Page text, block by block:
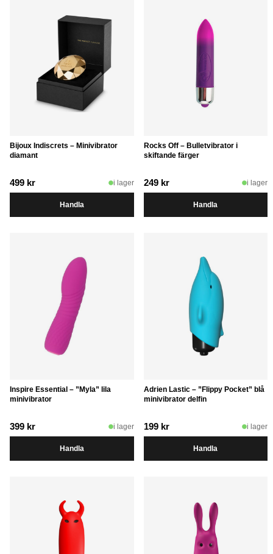
Bijoux Indiscrets – Minivibrator
diamant
499 kr i lager
Handla
Rocks Off – Bulletvibrator i
skiftande färger
249 kr i lager
Handla
Inspire Essential – ”Myla” lila
minivibrator
399 kr i lager
Handla
Adrien Lastic – ”Flippy Pocket” blå
minivibrator delfin
199 kr i lager
Handla